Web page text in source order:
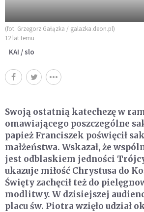
(fot. Grzegorz Gałązka / galazka.deon.pl)
12 lat temu
KAI / slo
Swoją ostatnią katechezę w
omawiającego poszczególne
papież Franciszek poświęcił
małżeństwa. Wskazał, że
jest odblaskiem jedności
ukazuje miłość Chrystusa do
Święty zachęcił też do
modlitwy. W dzisiejszej
placu św. Piotra wzięło udział